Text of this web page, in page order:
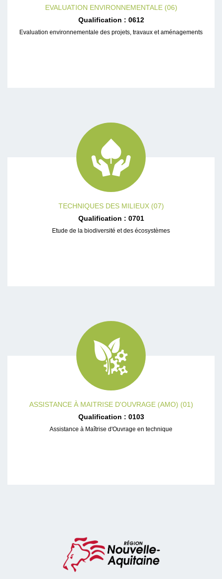
EVALUATION ENVIRONNEMENTALE (06)
Qualification : 0612
Evaluation environnementale des projets, travaux et aménagements
TECHNIQUES DES MILIEUX (07)
Qualification : 0701
Etude de la biodiversité et des écosystèmes
ASSISTANCE À MAITRISE D'OUVRAGE (AMO) (01)
Qualification : 0103
Assistance à Maîtrise d'Ouvrage en technique